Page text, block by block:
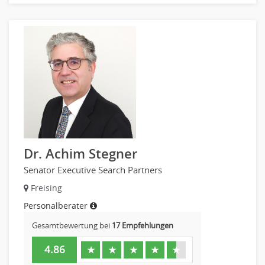
Einkauf, Materialwirtschaft & Logistik Prozessmanagement
Supply-Chain-Management
Anlagenbuchhaltung
Controlling
Debitorenbuchhaltung
Finanzbuchhaltung, Bilanzbuchhaltung
Gehaltsbuchhaltung, Lohnbuchhaltung
Konzernbuchhaltung
Kreditorenbuchhaltung
Revision
Steuern
Dr. Achim Stegner
Senator Executive Search Partners
Freising
Personalberater
Gesamtbewertung bei 17 Empfehlungen
4.86 ★ ★ ★ ★ ★